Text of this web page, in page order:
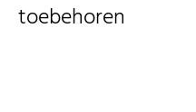
toebehoren